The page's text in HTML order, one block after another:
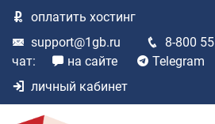
оплатить хостинг
support@1gb.ru
8-800
чат:
на сайте
Telegram
личный кабинет